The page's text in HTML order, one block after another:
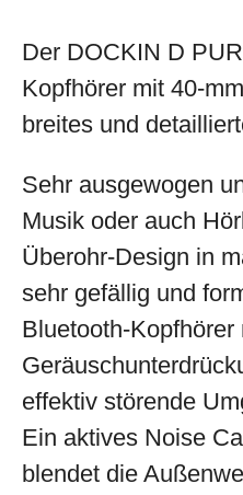
Der DOCKIN D
Kopfhörer mit 40-
breites und
Sehr ausgewogen
Musik oder auch
Überohr-Design in
sehr gefällig und
Bluetooth-Kopfhörer
effektiv störende
Ein aktives Noise
blendet die